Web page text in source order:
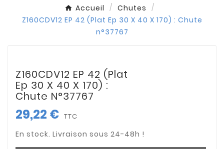
Accueil
Chutes
Z160CDV12 EP 42 (Plat Ep 30 X 40 X 170) : Chute
n°37767
Z160CDV12 EP 42 (Plat
Ep 30 X 40 X 170) :
Chute N°37767
29,22 € TTC